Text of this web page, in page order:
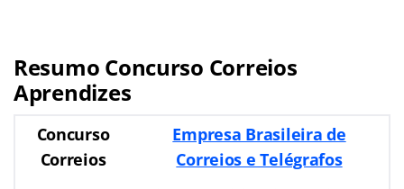
Resumo Concurso Correios
Aprendizes
Concurso
Correios
Empresa Brasileira de
Correios e Telégrafos